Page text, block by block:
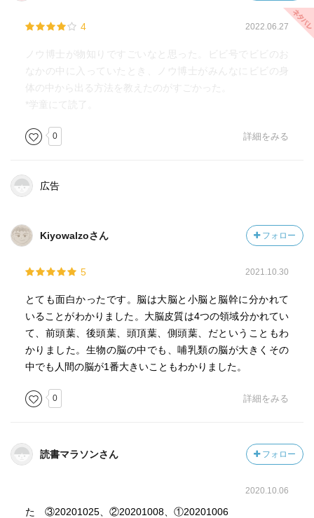
4 2022.06.27
ノウ博士が物知りですごいなと思った。ビビ号でビビのお
なかの中に入っていたとき、ノウ博士がみんなにビビの身
体の中から出る方法を教えたのがすごかった。
*学童にて読了。
0 詳細をみる
広告
Kiyowalzoさん フォロー
5 2021.10.30
とても面白かったです。脳は大脳と小脳と脳幹に分かれて
いることがわかりました。大脳皮質は4つの領域分かれてい
て、前頭葉、後頭葉、頭頂葉、側頭葉、だということもわ
かりました。生物の脳の中でも、哺乳類の脳が大きくその
中でも人間の脳が1番大きいこともわかりました。
0 詳細をみる
読書マラソンさん フォロー
2020.10.06
た ③20201025、②20201008、①20201006